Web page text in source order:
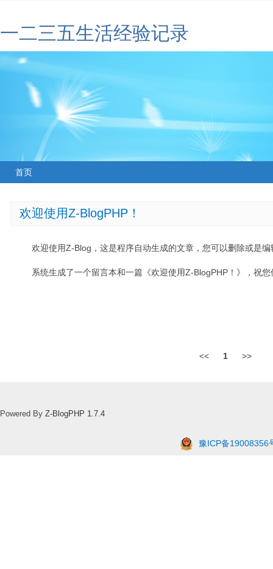
一二三五生活经验记录
首页
欢迎使用Z-BlogPHP！
欢迎使用Z-Blog，这是程序自动生成的文章，您可以删除或是编
系统生成了一个留言本和一篇《欢迎使用Z-BlogPHP！》，祝
<< 1 >>
Powered By Z-BlogPHP 1.7.4
豫ICP备19008356